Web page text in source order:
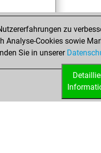
zu
Cookies sowie
Sie in unserer